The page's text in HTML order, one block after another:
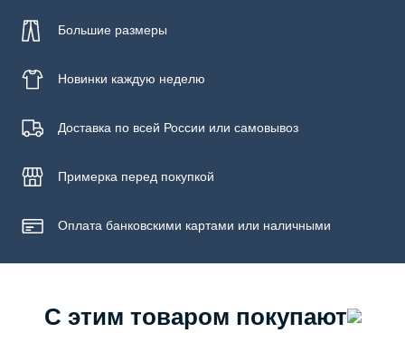
Большие размеры
Новинки каждую неделю
Доставка по всей России или самовывоз
Примерка перед покупкой
Оплата банковскими картами или наличными
С этим товаром покупают